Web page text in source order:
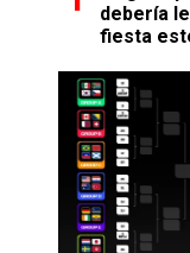
debería
fiesta